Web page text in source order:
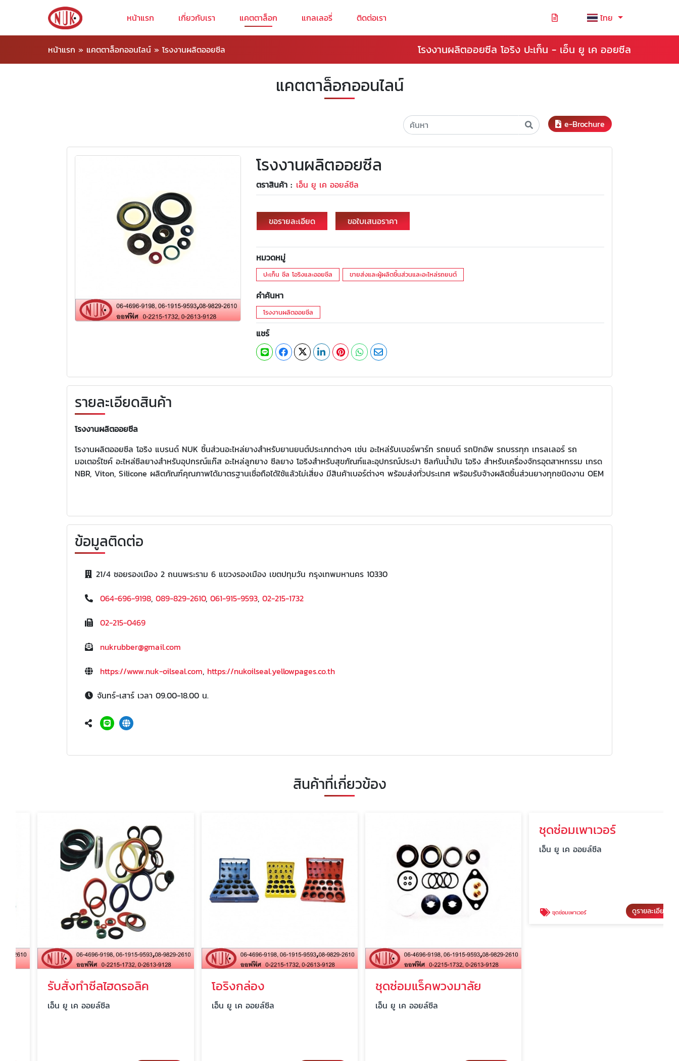
หน้าแรก เกี่ยวกับเรา แคตตาล็อก แกลเลอรี่ ติดต่อเรา ไทย
หน้าแรก » แคตตาล็อกออนไลน์ » โรงงานผลิตออยซีล โรงงานผลิตออยซีล โอริง ปะเก็น - เอ็น ยู เค ออยซีล
แคตตาล็อกออนไลน์
e-Brochure
โรงงานผลิตออยซีล
ตราสินค้า : เอ็น ยู เค ออยล์ซีล
ขอรายละเอียด ขอใบเสนอราคา
หมวดหมู่
ปะเก็น ซีล โอริงและออยซีล ขายส่งและผู้ผลิตชิ้นส่วนและอะไหล่รถยนต์
คำค้นหา
โรงงานผลิตออยซีล
แชร์
รายละเอียดสินค้า
โรงงานผลิตออยซีล
โรงานผลิตออยซีล โอริง แบรนด์ NUK ชิ้นส่วนอะไหล่ยางสำหรับยานยนต์ประเภทต่างๆ เช่น อะไหล่รับเบอร์พาร์ท รถยนต์ รถปิกอัพ รถบรรทุก เทรลเลอร์ รถ
มอเตอร์ไซค์ อะไหล่ซีลยางสำหรับอุปกรณ์แก๊ส อะไหล่ลูกยาง ซีลยาง โอริงสำหรับสุขภัณฑ์และอุปกรณ์ประปา ซีลกันน้ำมัน โอริง สำหรับเครื่องจักรอุตสาหกรรม เกรด
NBR, Viton, Silicone ผลิตภัณฑ์คุณภาพได้มาตรฐานเชื่อถือได้ใช้แล้วไม่เสี่ยง มีสินค้าเบอร์ต่างๆ พร้อมส่งทั่วประเทศ พร้อมรับจ้างผลิตชิ้นส่วนยางทุกชนิดงาน OEM
ข้อมูลติดต่อ
21/4 ซอยรองเมือง 2 ถนนพระราม 6 แขวงรองเมือง เขตปทุมวัน กรุงเทพมหานคร 10330
064-696-9198, 089-829-2610, 061-915-9593, 02-215-1732
02-215-0469
nukrubber@gmail.com
https://www.nuk-oilseal.com, https://nukoilseal.yellowpages.co.th
จันทร์-เสาร์ เวลา 09.00-18.00 น.
สินค้าที่เกี่ยวข้อง
รับสั่งทำซีลไฮดรอลิค
เอ็น ยู เค ออยล์ซีล
โอริงกล่อง
เอ็น ยู เค ออยล์ซีล
ชุดซ่อมแร็คพวงมาลัย
เอ็น ยู เค ออยล์ซีล